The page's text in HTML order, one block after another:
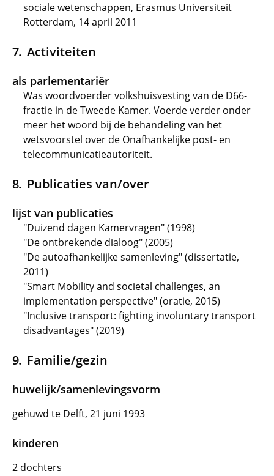
sociale wetenschappen, Erasmus Universiteit
Rotterdam, 14 april 2011
Activiteiten
als parlementariër
Was woordvoerder volkshuisvesting van de D66-
fractie in de Tweede Kamer. Voerde verder onder
meer het woord bij de behandeling van het
wetsvoorstel over de Onafhankelijke post- en
telecommunicatieautoriteit.
Publicaties van/over
lijst van publicaties
"Duizend dagen Kamervragen" (1998)
"De ontbrekende dialoog" (2005)
"De autoafhankelijke samenleving" (dissertatie,
2011)
"Smart Mobility and societal challenges, an
implementation perspective" (oratie, 2015)
"Inclusive transport: fighting involuntary transport
disadvantages" (2019)
Familie/gezin
huwelijk/samenlevingsvorm
gehuwd te Delft, 21 juni 1993
kinderen
2 dochters